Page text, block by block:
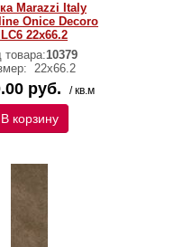
Marazzi Italy
Onice Decoro
22х66.2
товара:10379
22х66.2
руб. / кв.м
В корзину